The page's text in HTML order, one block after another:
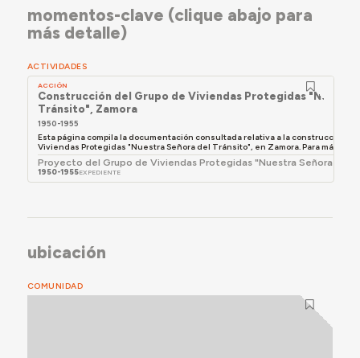
momentos-clave (clique abajo para
más detalle)
ACTIVIDADES
ACCIÓN
Construcción del Grupo de Viviendas Protegidas "Nuestra
Tránsito", Zamora
1950-1955
Esta página compila la documentación consultada relativa a la construcción
Viviendas Protegidas "Nuestra Señora del Tránsito", en Zamora. Para más
Proyecto del Grupo de Viviendas Protegidas "Nuestra Señora del
1950-1955EXPEDIENTE
ubicación
COMUNIDAD